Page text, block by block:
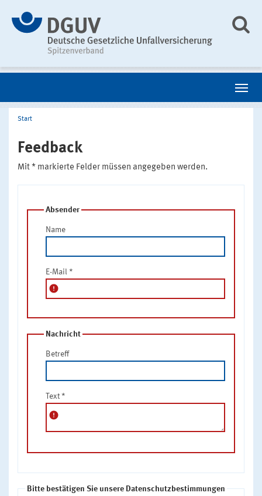
Start
Feedback
Mit * markierte Felder müssen angegeben werden.
Absender
Name
E-Mail *
error
Nachricht
Betreff
Text *
error
Bitte bestätigen Sie unsere Datenschutzbestimmungen